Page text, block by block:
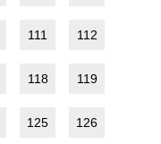
111 112
118 119
125 126